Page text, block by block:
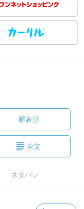
新着順
全文
ネタバレ